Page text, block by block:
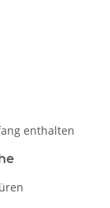
enthalten